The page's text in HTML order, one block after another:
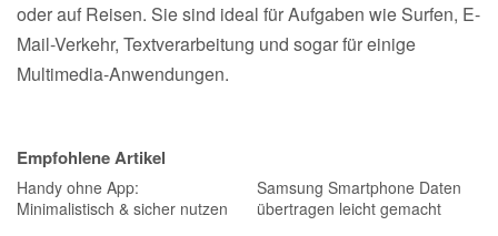
oder auf Reisen. Sie sind ideal für Aufgaben wie Surfen, E-
Mail-Verkehr, Textverarbeitung und sogar für einige
Multimedia-Anwendungen.
Empfohlene Artikel
Handy ohne App:
Minimalistisch & sicher nutzen
Samsung Smartphone Daten
übertragen leicht gemacht